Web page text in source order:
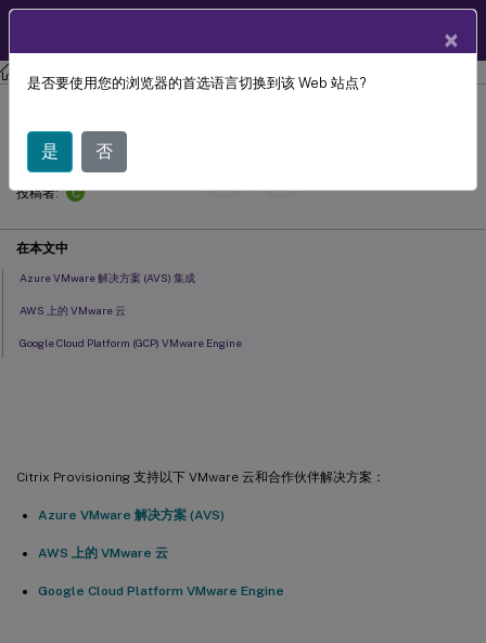
Citrix Provisioning Citrix Provisioning 2112
Citrix Provisioning 支持以下 VMware 云和合作伙伴解决方案：
Azure VMware 解决方案 (AVS)
AWS 上的 VMware 云
Google Cloud Platform VMware Engine
VMware 云和合作伙伴解决方案
October 2,
2023
投稿者:
C
在本文中
Azure VMware 解决方案 (AVS) 集成
AWS 上的 VMware 云
Google Cloud Platform (GCP) VMware Engine
×
是否要使用您的浏览器的首选语言切换到该 Web 站点?
是 否